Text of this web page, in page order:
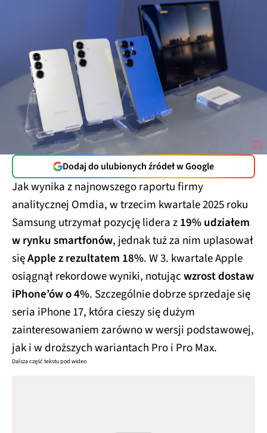
Dodaj do ulubionych źródeł w Google
Jak wynika z najnowszego raportu firmy
analitycznej Omdia, w trzecim kwartale 2025 roku
Samsung utrzymał pozycję lidera z19% udziałem
w rynku smartfonów, jednak tuż za nim uplasował
sięApple z rezultatem 18%. W 3. kwartale Apple
osiągnął rekordowe wyniki, notującwzrost dostaw
iPhone’ów o 4%. Szczególnie dobrze sprzedaje się
seria iPhone 17, która cieszy się dużym
zainteresowaniem zarówno w wersji podstawowej,
jak i w droższych wariantach Pro i Pro Max.
Dalsza część tekstu pod wideo